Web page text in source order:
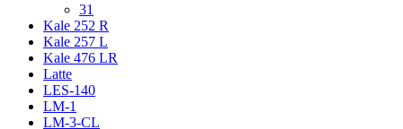
31
Kale 252 R
Kale 257 L
Kale 476 LR
Latte
LES-140
LM-1
LM-3-CL